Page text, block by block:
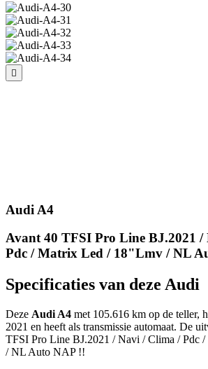
Audi A4
Avant 40 TFSI Pro Line BJ.2021 /
Pdc / Matrix Led / 18"Lmv / NL
Specificaties van deze Audi
Deze Audi A4 met 105.616 km op de teller,
2021 en heeft als transmissie automaat. De
TFSI Pro Line BJ.2021 / Navi / Clima / Pdc
/ NL Auto NAP !!